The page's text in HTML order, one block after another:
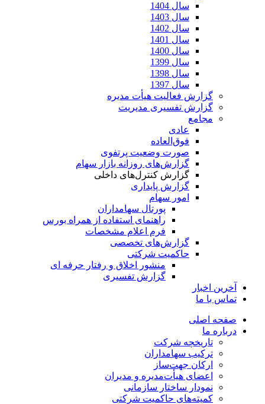
سال 1404
سال 1403
سال 1402
سال 1401
سال 1400
سال 1399
سال 1398
سال 1397
گزارش فعالیت هیأت مدیره
گزارش تفسیری مدیریت
مجامع
عادی
فوق‌العاده
صورت وضعیت پرتفوی
گزارش‌های روزانه بازار سهام
گزارش کنترل‌های داخلی
گزارش پایداری
امور سهام
پورتال سهامداران
راهنمای استفاده از همراه بورس
فرم اعلام مشخصات
گزارش‌های تخصصی
حاکمیت شرکتی
منشور اخلاق و رفتار حرفه­ ای
گزارش تفسیری
آخرین اخبار
تماس با ما
صفحه اصلی
درباره ما
تاریخچه شرکت
ترکیب سهامداران
ارکان جهت‌ساز
اعضای هیأت‌مدیره و مدیران
نمودار ساختار سازمانی
کمیته‌های حاکمیت شرکتی